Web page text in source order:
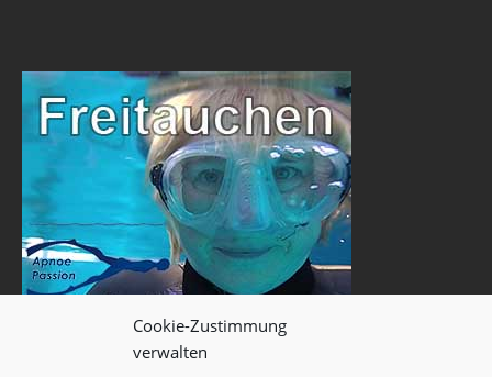
Cookie-Zustimmung
verwalten